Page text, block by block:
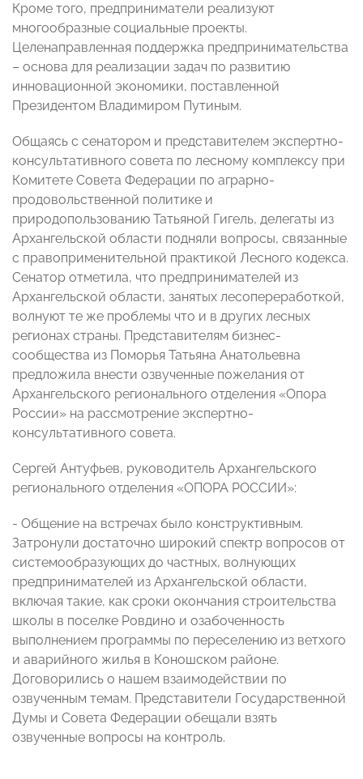
Кроме того, предприниматели реализуют
многообразные социальные проекты.
Целенаправленная поддержка предпринимательства
– основа для реализации задач по развитию
инновационной экономики, поставленной
Президентом Владимиром Путиным.
Общаясь с сенатором и представителем экспертно-
консультативного совета по лесному комплексу при
Комитете Совета Федерации по аграрно-
продовольственной политике и
природопользованию Татьяной Гигель, делегаты из
Архангельской области подняли вопросы, связанные
с правоприменительной практикой Лесного кодекса.
Сенатор отметила, что предпринимателей из
Архангельской области, занятых лесопереработкой,
волнуют те же проблемы что и в других лесных
регионах страны. Представителям бизнес-
сообщества из Поморья Татьяна Анатольевна
предложила внести озвученные пожелания от
Архангельского регионального отделения «Опора
России» на рассмотрение экспертно-
консультативного совета.
Сергей Антуфьев, руководитель Архангельского
регионального отделения «ОПОРА РОССИИ»:
- Общение на встречах было конструктивным.
Затронули достаточно широкий спектр вопросов от
системообразующих до частных, волнующих
предпринимателей из Архангельской области,
включая такие, как сроки окончания строительства
школы в поселке Ровдино и озабоченность
выполнением программы по переселению из ветхого
и аварийного жилья в Коношском районе.
Договорились о нашем взаимодействии по
озвученным темам. Представители Государственной
Думы и Совета Федерации обещали взять
озвученные вопросы на контроль.